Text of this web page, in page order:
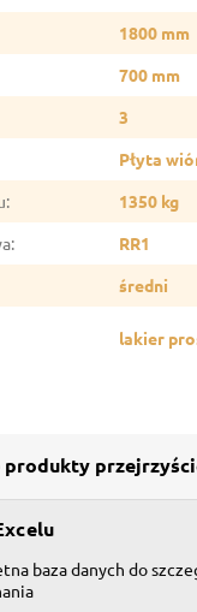
1800 mm
700 mm
3
Płyta
:
1350 kg
:
RR1
średni
lakier
produkty
baza danych do